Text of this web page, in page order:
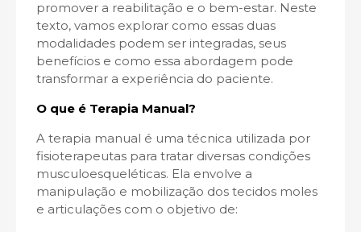
promover a reabilitação e o bem-estar. Neste
texto, vamos explorar como essas duas
modalidades podem ser integradas, seus
benefícios e como essa abordagem pode
transformar a experiência do paciente.
O que é Terapia Manual?
A terapia manual é uma técnica utilizada por
fisioterapeutas para tratar diversas condições
musculoesqueléticas. Ela envolve a
manipulação e mobilização dos tecidos moles
e articulações com o objetivo de: